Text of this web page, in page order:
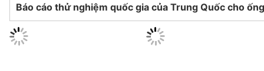
Báo cáo thử nghiệm quốc gia của Trung Quốc cho